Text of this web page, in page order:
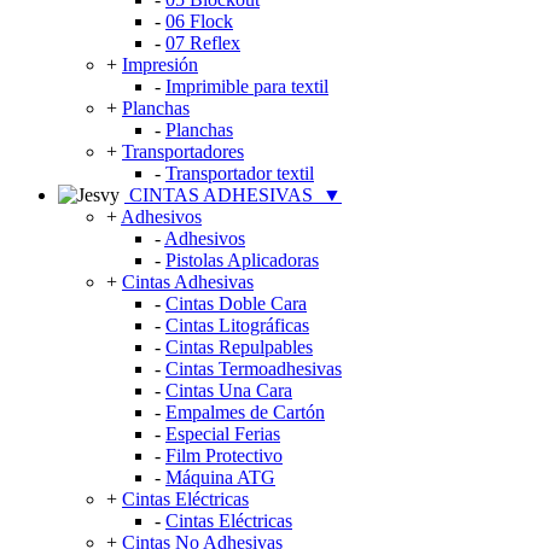
- 06 Flock
- 07 Reflex
+ Impresión
- Imprimible para textil
+ Planchas
- Planchas
+ Transportadores
- Transportador textil
CINTAS ADHESIVAS
▼
+ Adhesivos
- Adhesivos
- Pistolas Aplicadoras
+ Cintas Adhesivas
- Cintas Doble Cara
- Cintas Litográficas
- Cintas Repulpables
- Cintas Termoadhesivas
- Cintas Una Cara
- Empalmes de Cartón
- Especial Ferias
- Film Protectivo
- Máquina ATG
+ Cintas Eléctricas
- Cintas Eléctricas
+ Cintas No Adhesivas